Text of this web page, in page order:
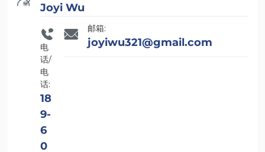
Joyi Wu
电
话/
电
话:
18
9-
6
0
邮箱:
joyiwu321@gmail.com